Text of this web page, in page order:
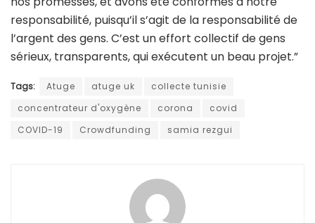
responsabilité, puisqu’il s’agit de la responsabilité de
l’argent des gens. C’est un effort collectif de gens
sérieux, transparents, qui exécutent un beau projet.”
Tags: Atuge atuge uk
collecte tunisie
concentrateur d'oxygène
corona
covid
COVID-19
Crowdfunding samia rezgui